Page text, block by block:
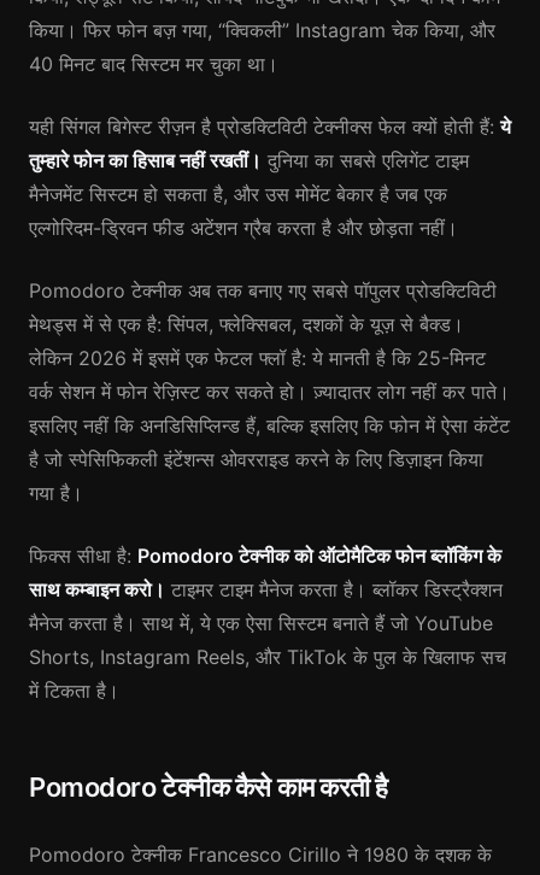
किया। फिर फोन बज़ गया, “क्विकली” Instagram चेक किया, और
40 मिनट बाद सिस्टम मर चुका था।
यही सिंगल बिगेस्ट रीज़न है प्रोडक्टिविटी टेक्नीक्स फेल क्यों होती हैं:ये
तुम्हारे फोन का हिसाब नहीं रखतीं। दुनिया का सबसे एलिगेंट टाइम
मैनेजमेंट सिस्टम हो सकता है, और उस मोमेंट बेकार है जब एक
एल्गोरिदम-ड्रिवन फीड अटेंशन ग्रैब करता है और छोड़ता नहीं।
Pomodoro टेक्नीक अब तक बनाए गए सबसे पॉपुलर प्रोडक्टिविटी
मेथड्स में से एक है: सिंपल, फ्लेक्सिबल, दशकों के यूज़ से बैक्ड।
लेकिन 2026 में इसमें एक फेटल फ्लॉ है: ये मानती है कि 25-मिनट
वर्क सेशन में फोन रेज़िस्ट कर सकते हो। ज़्यादातर लोग नहीं कर पाते।
इसलिए नहीं कि अनडिसिप्लिन्ड हैं, बल्कि इसलिए कि फोन में ऐसा कंटेंट
है जो स्पेसिफिकली इंटेंशन्स ओवरराइड करने के लिए डिज़ाइन किया
गया है।
फिक्स सीधा है: Pomodoro टेक्नीक को ऑटोमैटिक फोन ब्लॉकिंग के
साथ कम्बाइन करो। टाइमर टाइम मैनेज करता है। ब्लॉकर डिस्ट्रैक्शन
मैनेज करता है। साथ में, ये एक ऐसा सिस्टम बनाते हैं जो YouTube
Shorts, Instagram Reels, और TikTok के पुल के खिलाफ सच
में टिकता है।
Pomodoro टेक्नीक कैसे काम करती है
Pomodoro टेक्नीक Francesco Cirillo ने 1980 के दशक के